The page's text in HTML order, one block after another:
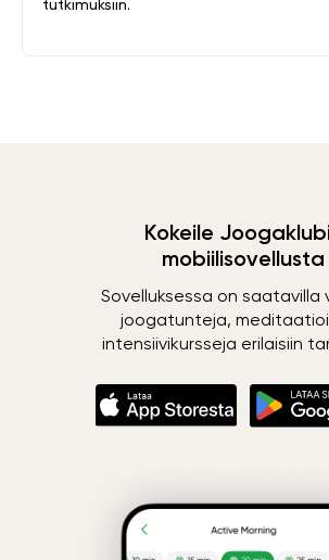
tutkimuksiin.
Kokeile
mobiilisovellusta
Sovelluksessa on saatavilla
joogatunteja,
intensiivikursseja erilaisiin